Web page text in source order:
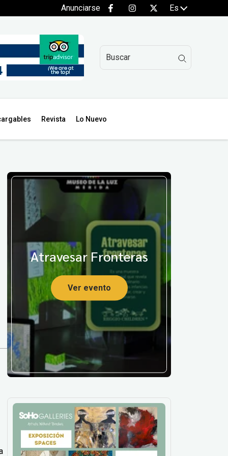
Anunciarse Es
Revista Lo Nuevo
Atravesar Fronteras
Ver evento